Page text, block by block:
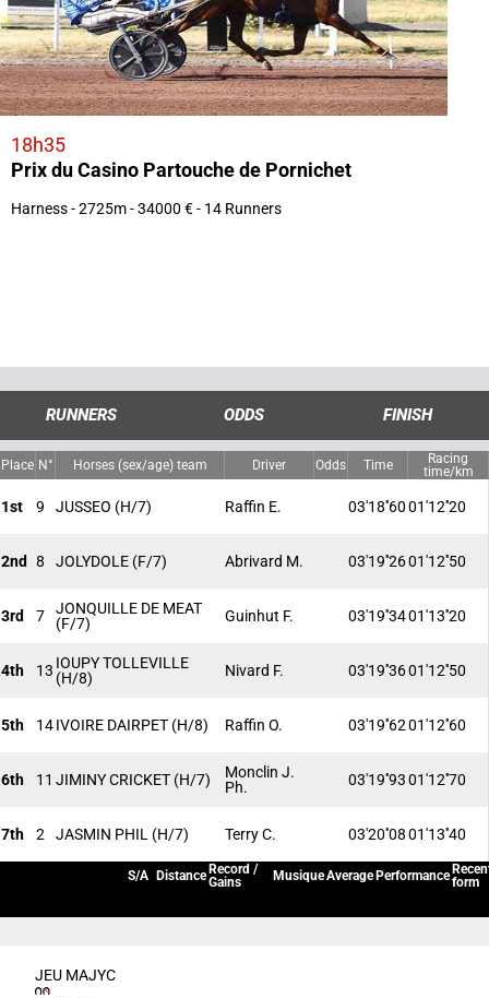
18h35
Prix du Casino Partouche de Pornichet
Harness - 2725m - 34000 € - 14 Runners
RUNNERS ODDS FINISH
Place N° Horses (sex/age) team Driver Odds Time
Racing
time/km
1st 9 JUSSEO (H/7) Raffin E. 03'18''6001'12''20
2nd 8 JOLYDOLE (F/7) Abrivard M. 03'19''2601'12''50
3rd 7
JONQUILLE DE MEAT
(F/7)
Guinhut F. 03'19''3401'13''20
4th 13 IOUPY TOLLEVILLE
(H/8)
Nivard F. 03'19''3601'12''50
5th 14IVOIRE DAIRPET (H/8) Raffin O. 03'19''6201'12''60
6th 11 JIMINY CRICKET (H/7)
Monclin J.
Ph.
03'19''9301'12''70
7th 2 JASMIN PHIL (H/7) Terry C. 03'20''0801'13''40
S/A Distance Record /
Gains
MusiqueAverage Performanceform
JEU MAJYC